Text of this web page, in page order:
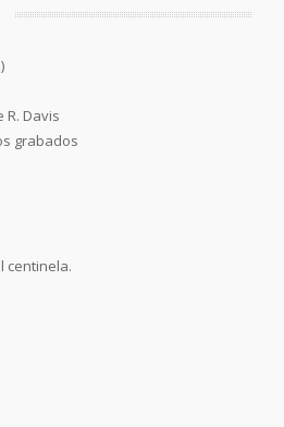
R. Davis
grabados
centinela.